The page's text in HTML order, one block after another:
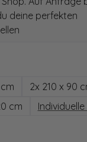
deine perfekten
2x 210 x 90
cm